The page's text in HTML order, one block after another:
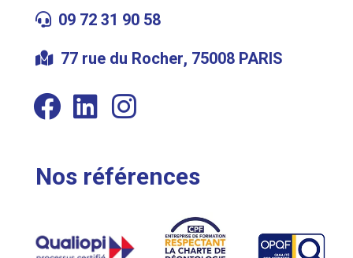
09 72 31 90 58
77 rue du Rocher, 75008 PARIS
Nos références